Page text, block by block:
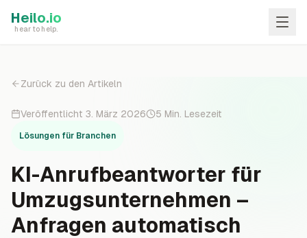
Heilo.io
hear to help.
Zurück zu den Artikeln
Veröffentlicht 3. März 2026 5 Min. Lesezeit
Lösungen für Branchen
KI-Anrufbeantworter für
Umzugsunternehmen –
Anfragen automatisch